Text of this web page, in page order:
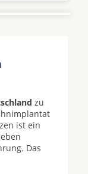
zu
ist ein
Das